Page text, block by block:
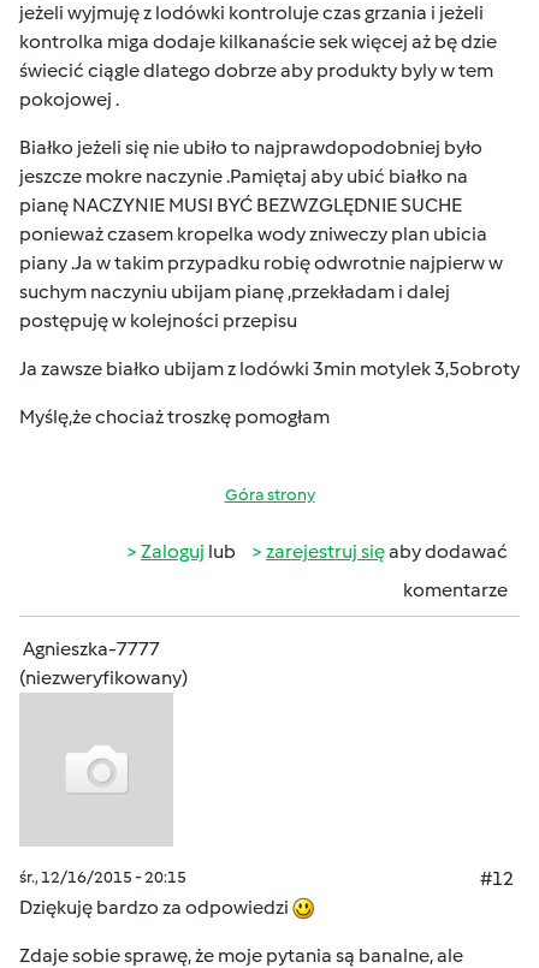
jeżeli wyjmuję z lodówki kontroluje czas grzania i jeżeli
kontrolka miga dodaje kilkanaście sek więcej aż bę dzie
świecić ciągle dlatego dobrze aby produkty byly w tem
pokojowej .
Białko jeżeli się nie ubiło to najprawdopodobniej było
jeszcze mokre naczynie .Pamiętaj aby ubić białko na
pianę NACZYNIE MUSI BYĆ BEZWZGLĘDNIE SUCHE
ponieważ czasem kropelka wody zniweczy plan ubicia
piany .Ja w takim przypadku robię odwrotnie najpierw w
suchym naczyniu ubijam pianę ,przekładam i dalej
postępuję w kolejności przepisu
Ja zawsze białko ubijam z lodówki 3min motylek 3,5obroty
Myślę,że chociaż troszkę pomogłam
Góra strony
Zaloguj lub zarejestruj sięaby dodawać
komentarze
Agnieszka-7777
(niezweryfikowany)
śr., 12/16/2015 - 20:15
#12
Dziękuję bardzo za odpowiedzi
Zdaje sobie sprawę, że moje pytania są banalne, ale